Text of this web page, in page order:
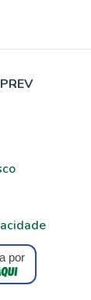
por